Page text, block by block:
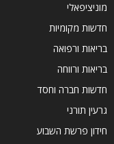
מוניציפאלי
חדשות מקומיות
בריאות ורפואה
בריאות ורווחה
חדשות חברה וחסד
גרעין תורני
חידון פרשת השבוע